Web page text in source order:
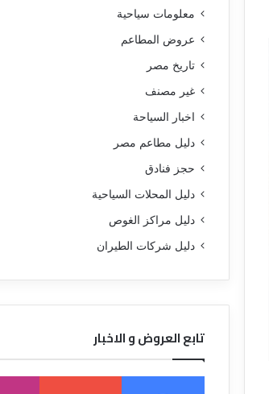
معلومات سياحية
عروض المطاعم
تاريخ مصر
غير مصنف
اخبار السياحة
دليل مطاعم مصر
حجز فنادق
دليل المحلات السياحية
دليل مراكز الغوص
دليل شركات الطيران
تابع العروض و الاخبار